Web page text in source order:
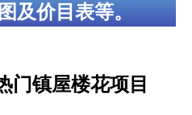
及价目表等。
门镇屋楼花项目